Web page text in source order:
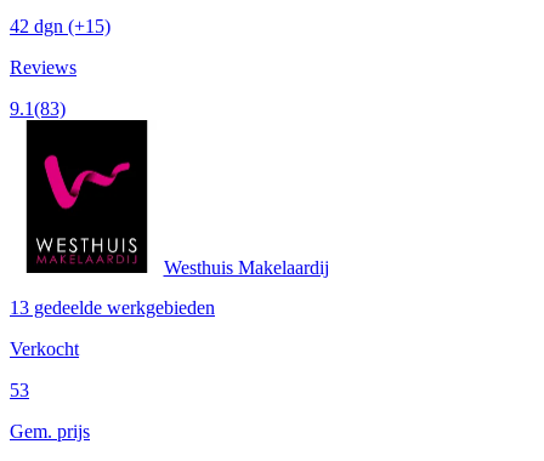
42 dgn (+15)
Reviews
9.1(83)
Westhuis Makelaardij
13 gedeelde werkgebieden
Verkocht
53
Gem. prijs